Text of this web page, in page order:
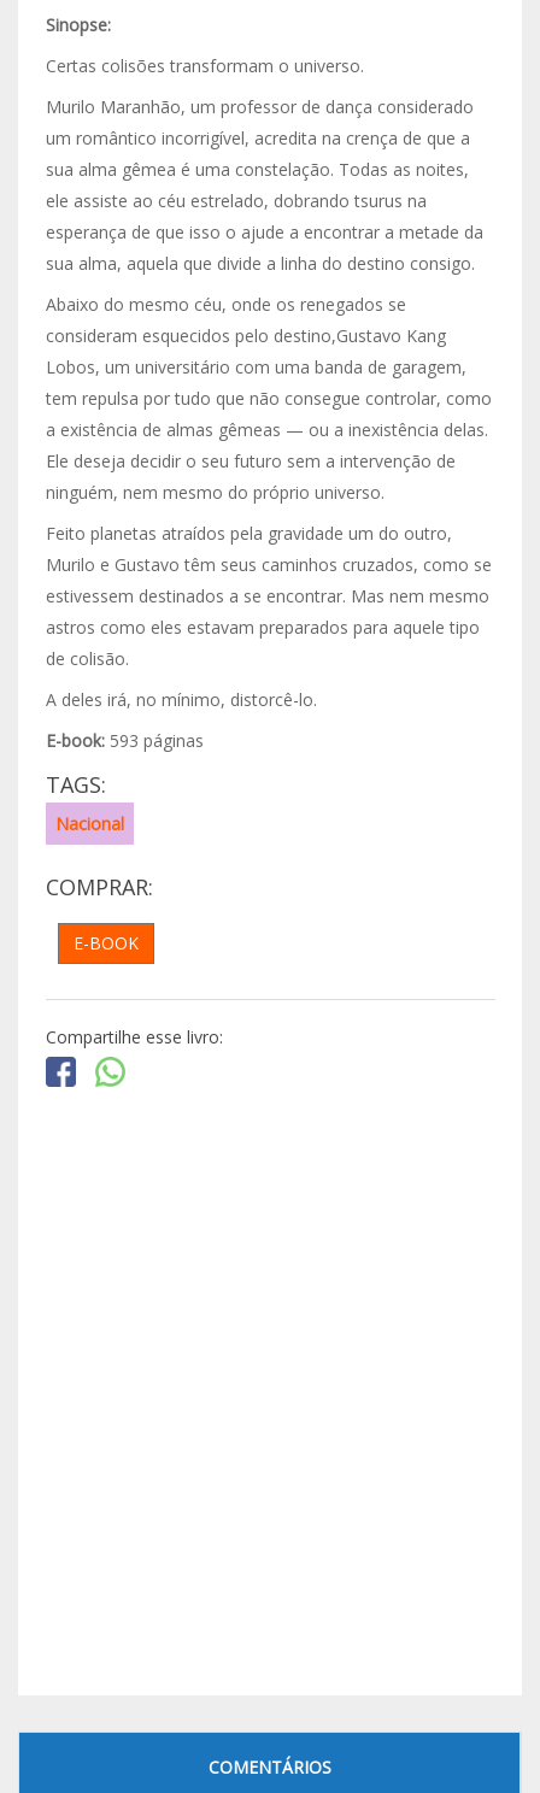
Sinopse:
Certas colisões transformam o universo.
Murilo Maranhão, um professor de dança considerado
um romântico incorrigível, acredita na crença de que a
sua alma gêmea é uma constelação. Todas as noites,
ele assiste ao céu estrelado, dobrando tsurus na
esperança de que isso o ajude a encontrar a metade da
sua alma, aquela que divide a linha do destino consigo.
Abaixo do mesmo céu, onde os renegados se
consideram esquecidos pelo destino,Gustavo Kang
Lobos, um universitário com uma banda de garagem,
tem repulsa por tudo que não consegue controlar, como
a existência de almas gêmeas — ou a inexistência delas.
Ele deseja decidir o seu futuro sem a intervenção de
ninguém, nem mesmo do próprio universo.
Feito planetas atraídos pela gravidade um do outro,
Murilo e Gustavo têm seus caminhos cruzados, como se
estivessem destinados a se encontrar. Mas nem mesmo
astros como eles estavam preparados para aquele tipo
de colisão.
A deles irá, no mínimo, distorcê-lo.
E-book:593 páginas
TAGS:
Nacional
COMPRAR:
E-BOOK
Compartilhe esse livro:
COMENTÁRIOS